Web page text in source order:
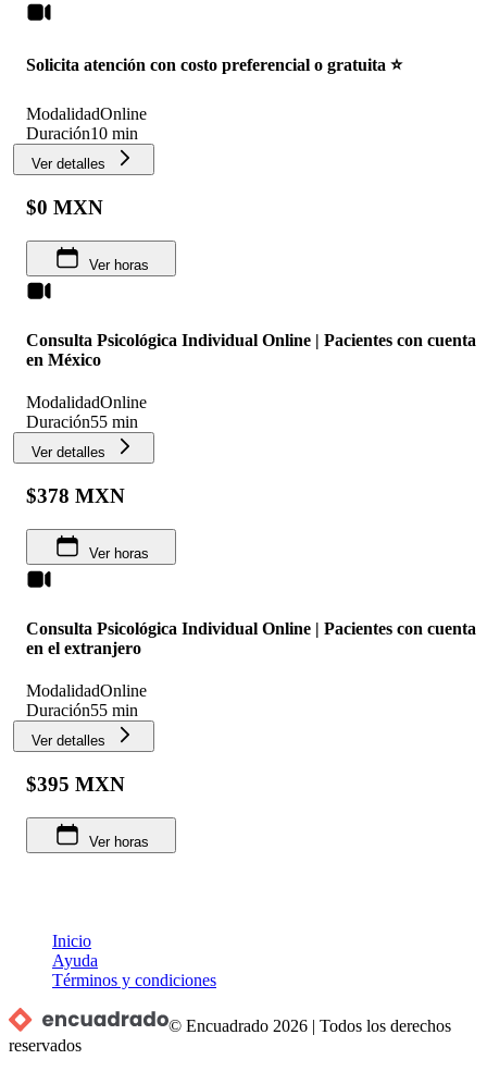
Solicita atención con costo preferencial o gratuita ⭐
ModalidadOnline
Duración10 min
Ver detalles
$0 MXN
Ver horas
Consulta Psicológica Individual Online | Pacientes con cuenta
en México
ModalidadOnline
Duración55 min
Ver detalles
$378 MXN
Ver horas
Consulta Psicológica Individual Online | Pacientes con cuenta
en el extranjero
ModalidadOnline
Duración55 min
Ver detalles
$395 MXN
Ver horas
Inicio
Ayuda
Términos y condiciones
© Encuadrado 2026 |Todos los derechos
reservados